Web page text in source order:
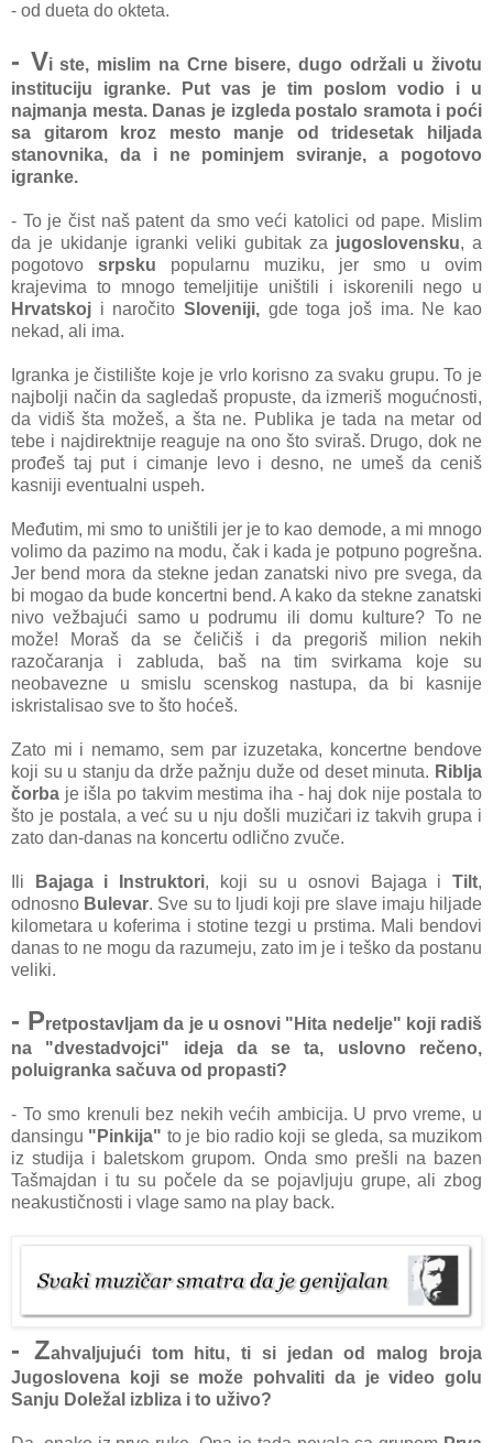
- od dueta do okteta.
- Vi ste, mislim na Crne bisere, dugo održali u životu
instituciju igranke. Put vas je tim poslom vodio i u
najmanja mesta. Danas je izgleda postalo sramota i poći
sa gitarom kroz mesto manje od tridesetak hiljada
stanovnika, da i ne pominjem sviranje, a pogotovo
igranke.
- To je čist naš patent da smo veći katolici od pape. Mislim
da je ukidanje igranki veliki gubitak za jugoslovensku, a
pogotovo srpsku popularnu muziku, jer smo u ovim
krajevima to mnogo temeljitije uništili i iskorenili nego u
Hrvatskoj i naročito Sloveniji, gde toga još ima. Ne kao
nekad, ali ima.
Igranka je čistilište koje je vrlo korisno za svaku grupu. To je
najbolji način da sagledaš propuste, da izmeriš mogućnosti,
da vidiš šta možeš, a šta ne. Publika je tada na metar od
tebe i najdirektnije reaguje na ono što sviraš. Drugo, dok ne
prođeš taj put i cimanje levo i desno, ne umeš da ceniš
kasniji eventualni uspeh.
Međutim, mi smo to uništili jer je to kao demode, a mi mnogo
volimo da pazimo na modu, čak i kada je potpuno pogrešna.
Jer bend mora da stekne jedan zanatski nivo pre svega, da
bi mogao da bude koncertni bend. A kako da stekne zanatski
nivo vežbajući samo u podrumu ili domu kulture? To ne
može! Moraš da se čeličiš i da pregoriš milion nekih
razočaranja i zabluda, baš na tim svirkama koje su
neobavezne u smislu scenskog nastupa, da bi kasnije
iskristalisao sve to što hoćeš.
Zato mi i nemamo, sem par izuzetaka, koncertne bendove
koji su u stanju da drže pažnju duže od deset minuta. Riblja
čorba je išla po takvim mestima iha - haj dok nije postala to
što je postala, a već su u nju došli muzičari iz takvih grupa i
zato dan-danas na koncertu odlično zvuče.
Ili Bajaga i Instruktori, koji su u osnovi Bajaga iTilt,
odnosno Bulevar. Sve su to ljudi koji pre slave imaju hiljade
kilometara u koferima i stotine tezgi u prstima. Mali bendovi
danas to ne mogu da razumeju, zato im je i teško da postanu
veliki.
- Pretpostavljam da je u osnovi "Hita nedelje" koji radiš
na "dvestadvojci" ideja da se ta, uslovno rečeno,
poluigranka sačuva od propasti?
- To smo krenuli bez nekih većih ambicija. U prvo vreme, u
dansingu "Pinkija" to je bio radio koji se gleda, sa muzikom
iz studija i baletskom grupom. Onda smo prešli na bazen
Tašmajdan i tu su počele da se pojavljuju grupe, ali zbog
neakustičnosti i vlage samo na play back.
- Zahvaljujući tom hitu, ti si jedan od malog broja
Jugoslovena koji se može pohvaliti da je video golu
Sanju Doležal izbliza i to uživo?